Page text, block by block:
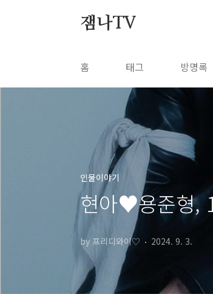
잼나TV
홈 태그 방명록
인물이야기
현아♥용준형,
by 프리디와이♡ 2024. 9. 3.